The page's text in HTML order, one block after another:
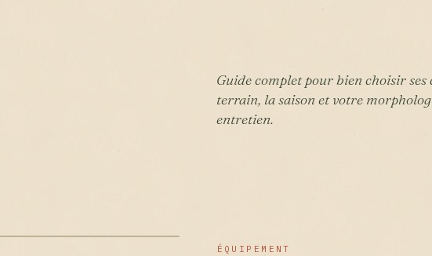
Guide complet pour bien choisir ses
terrain, la saison et votre
entretien.
ÉQUIPEMENT